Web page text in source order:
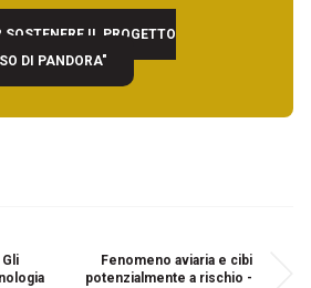
IL PROGETTO
DI PANDORA"
Fenomeno aviaria e cibi
potenzialmente a rischio -